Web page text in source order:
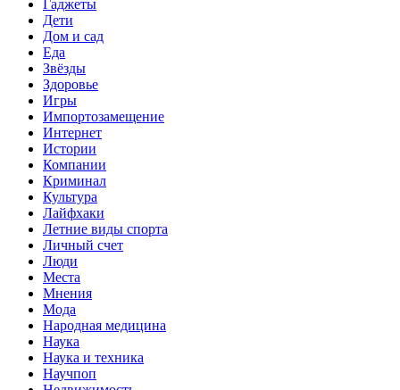
Гаджеты
Дети
Дом и сад
Еда
Звёзды
Здоровье
Игры
Импортозамещение
Интернет
Истории
Компании
Криминал
Культура
Лайфхаки
Летние виды спорта
Личный счет
Люди
Места
Мнения
Мода
Народная медицина
Наука
Наука и техника
Научпоп